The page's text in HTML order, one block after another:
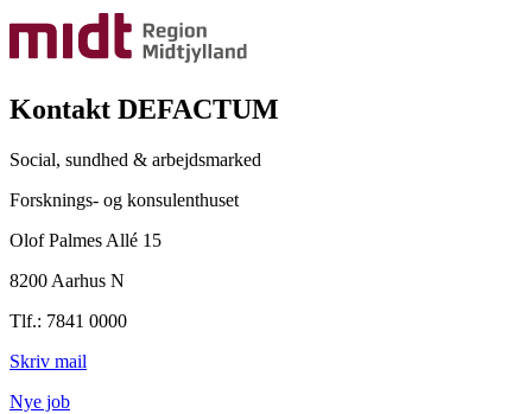
Kontakt DEFACTUM
Social, sundhed & arbejdsmarked
Forsknings- og konsulenthuset
Olof Palmes Allé 15
8200 Aarhus N
Tlf.: 7841 0000
Skriv mail
Nye job